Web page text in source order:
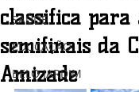
SAÚDE
EDUCAÇÃO
BELO JARDIM
classifica para
semifinais da
Amizade